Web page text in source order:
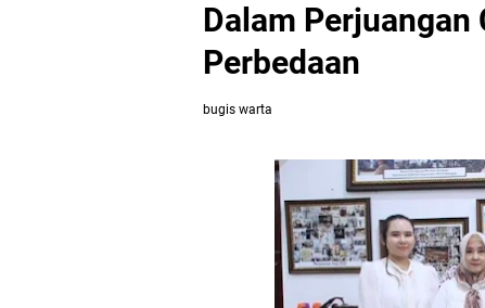
Dalam Perjuangan
Perbedaan
bugis warta